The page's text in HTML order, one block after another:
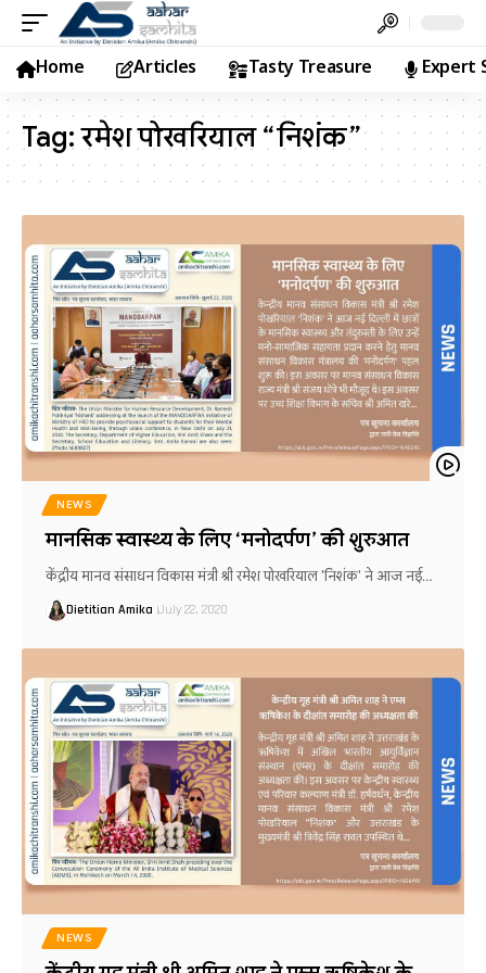
Home Articles Tasty Treasure Expert
Tag:रमेश पोखरियाल “निशंक”
NEWS
मानसिक स्वास्थ्य के लिए ‘मनोदर्पण’ की शुरुआत
केंद्रीय मानव संसाधन विकास मंत्री श्री रमेश पोखरियाल 'निशंक' ने आज नई…
Dietitian Amika July 22, 2020
NEWS